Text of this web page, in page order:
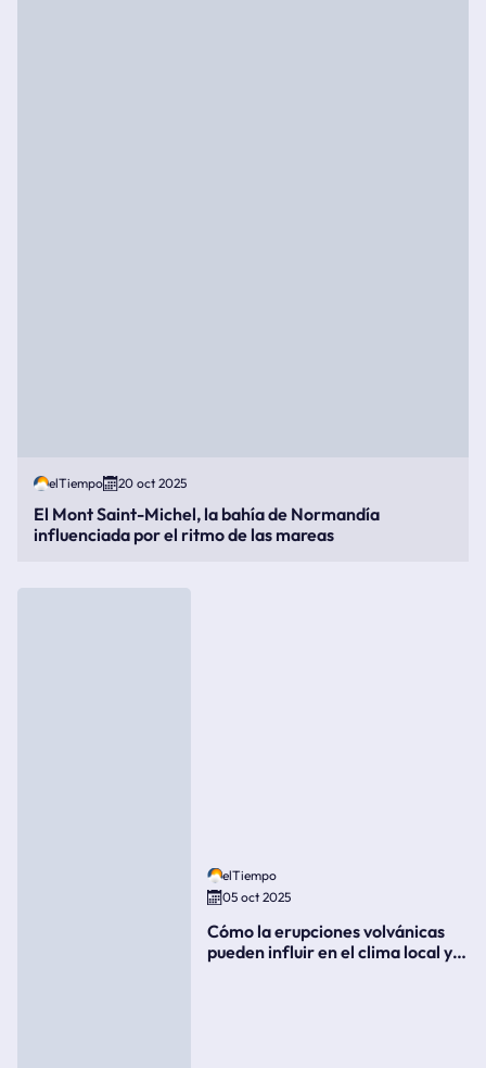
elTiempo 20 oct 2025
El Mont Saint-Michel, la bahía de Normandía
influenciada por el ritmo de las mareas
elTiempo
05 oct 2025
Cómo la erupciones volvánicas
pueden influir en el clima local y